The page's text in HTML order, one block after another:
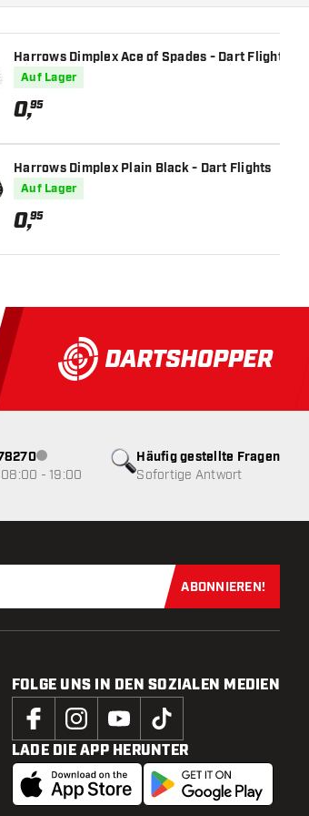
Harrows Dimplex Ace of Spades - Dart Flights
Auf Lager
0,95
Harrows Dimplex Plain Black - Dart Flights
Auf Lager
0,95
Produkte auf Lager, Versand
Häufig gestellte Fragen
Sofortige Antwort
Kundenservice nicht verfügbar
- 19:00
Jetzt für
ABONNIEREN!
FOLGE UNS IN DEN SOZIALEN MEDIEN
LADE DIE APP HERUNTER